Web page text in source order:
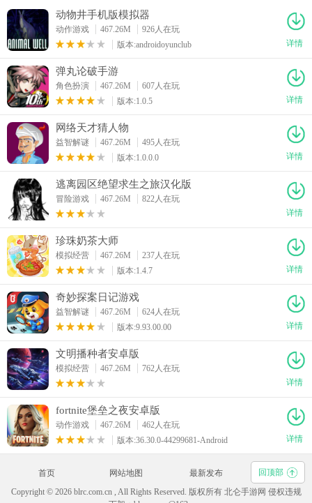
动物井手机版模拟器
动作游戏 467.26M
926人在玩
版本:androidoyunclub
详情
弹丸论破手游
角色扮演 467.26M
607人在玩
版本:1.0.5
详情
网络天才猜人物
益智解谜 467.26M
495人在玩
版本:1.0.0.0
详情
逃离园区绝望求生之旅汉化版
冒险游戏 467.26M
822人在玩
详情
珍珠奶茶大师
模拟经营 467.26M
237人在玩
版本:1.4.7
详情
奇妙探案日记游戏
益智解谜 467.26M
624人在玩
版本:9.93.00.00
详情
文明播种者安卓版
模拟经营 467.26M
762人在玩
详情
fortnite堡垒之夜安卓版
动作游戏 467.26M
462人在玩
版本:36.30.0-44299681-Android
详情
首页 网站地图 最新发布
回顶部
Copyright © 2026 blrc.com.cn , All Rights Reserved. 版权所有 北仑手游网 侵权违规